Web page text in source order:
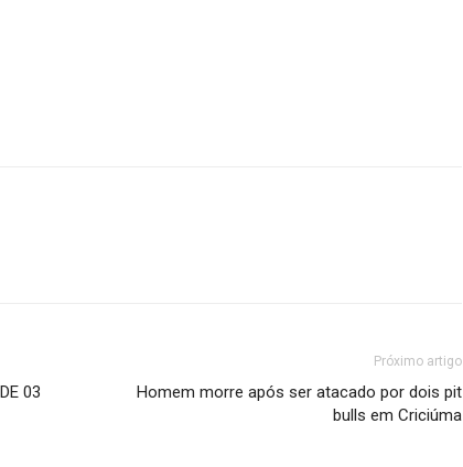
03
Próximo artigo
Homem morre após ser atacado por dois pit
bulls em Criciúma